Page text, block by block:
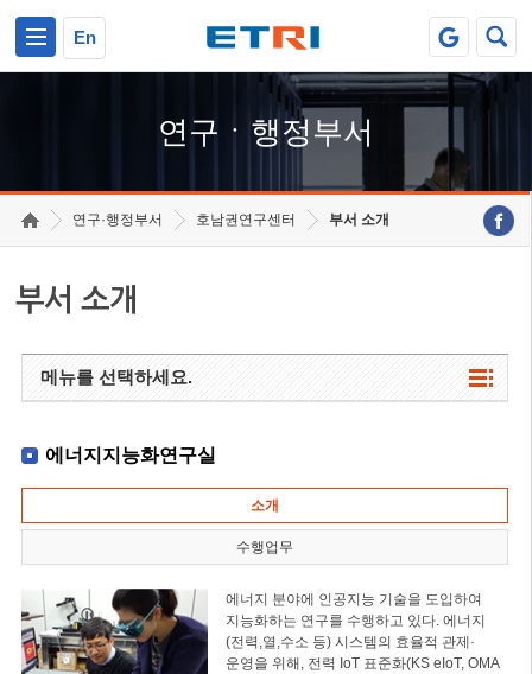
En
연구ㆍ행정부서
연구·행정부서 호남권연구센터 부서 소개
부서 소개
메뉴를 선택하세요.
에너지지능화연구실
소개
수행업무
에너지 분야에 인공지능 기술을 도입하여
지능화하는 연구를 수행하고 있다. 에너지
(전력,열,수소 등) 시스템의 효율적 관제·
운영을 위해, 전력 IoT 표준화(KS eIoT, OMA